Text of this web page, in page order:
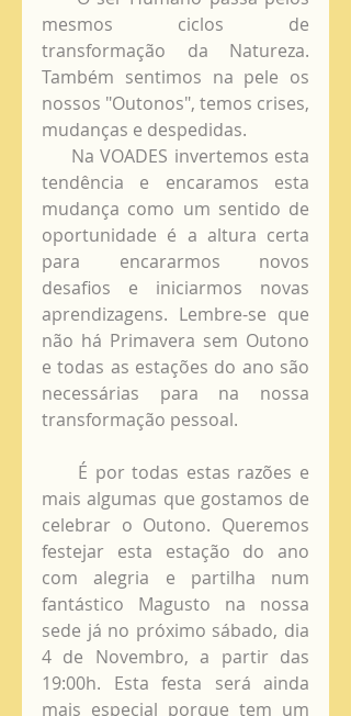
mesmos ciclos de
transformação da Natureza.
Também sentimos na pele os
nossos "Outonos", temos crises,
mudanças e despedidas.
tendência e encaramos esta
mudança como um sentido de
oportunidade é a altura certa
para encararmos novos
desafios e iniciarmos novas
aprendizagens. Lembre-se que
não há Primavera sem Outono
e todas as estações do ano são
necessárias para na nossa
transformação pessoal.
mais algumas que gostamos de
celebrar o Outono. Queremos
festejar esta estação do ano
com alegria e partilha num
fantástico Magusto na nossa
sede já no próximo sábado, dia
4 de Novembro, a partir das
19:00h. Esta festa será ainda
mais especial porque tem um